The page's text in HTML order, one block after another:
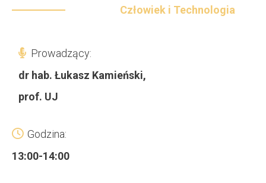
Człowiek i Technologia
Prowadzący:
dr hab. Łukasz Kamieński,
prof. UJ
Godzina:
13:00-14:00